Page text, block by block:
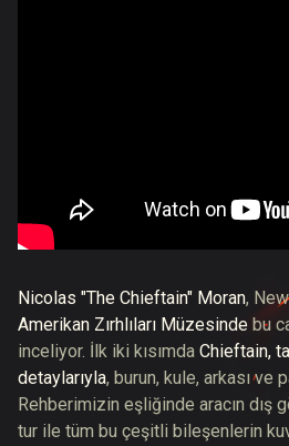
Nicolas "The Chieftain" Moran,
Amerikan Zırhlıları Müzesinde bu
inceliyor. İlk iki kısımda Chieftain,
detaylarıyla, burun, kule, arkası ve
Rehberimizin eşliğinde aracın dış
tur ile tüm bu çeşitli bileşenlerin